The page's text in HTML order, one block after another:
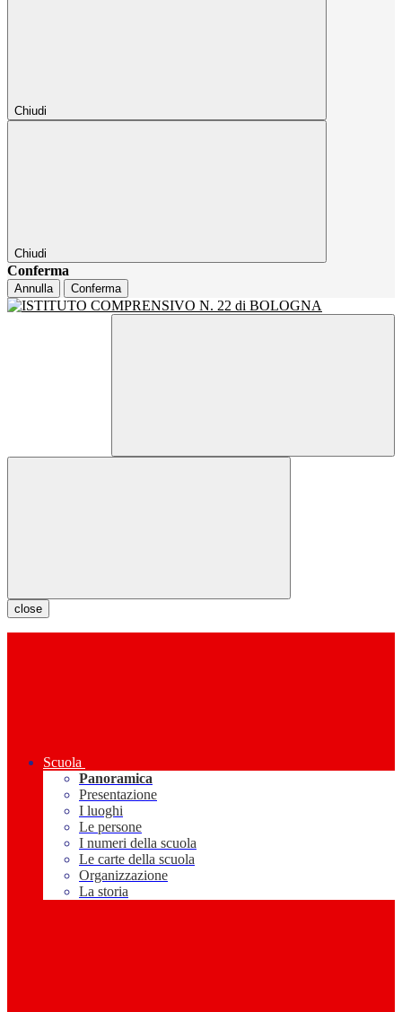
Chiudi
Chiudi
Conferma
Annulla Conferma
close
Scuola
Panoramica
Presentazione
I luoghi
Le persone
I numeri della scuola
Le carte della scuola
Organizzazione
La storia